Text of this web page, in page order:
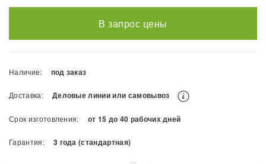
В запрос цены
Наличие: под заказ
Доставка: Деловые линии или самовывоз
Срок изготовления: от 15 до 40 рабочих дней
Гарантия: 3 года (стандартная)